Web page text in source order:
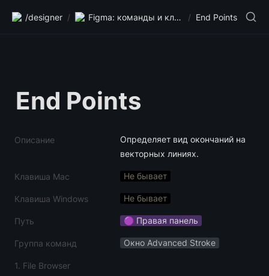
/designer / Figma: команды и клавиши / End Points
End Points
Описание
Определяет вид окончаний на
векторных линиях.
Клавиша Mac Не бывает
Клавиша Windows Не бывает
Путь 🟣 Правая панель
Группа команд Окно Advanced Stroke
1. File Browser